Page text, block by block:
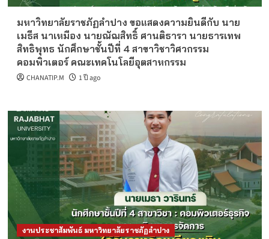
มหาวิทยาลัยราชภัฏลำปาง ขอแสดงความยินดีกับ นาย
เมธีส นาเหมือง นายณัฌสิทธิ์ ศานติธารา นายธารเทพ
สิทธิพุทธ นักศึกษาชั้นปีที่ 4 สาขาวิชาวิศวกรรม
คอมพิวเตอร์ คณะเทคโนโลยีอุตสาหกรรม
CHANATIP.M 1 ปี ago
งานประชาสัมพันธ์ มหาวิทยาลัยราชภัฏลำปาง